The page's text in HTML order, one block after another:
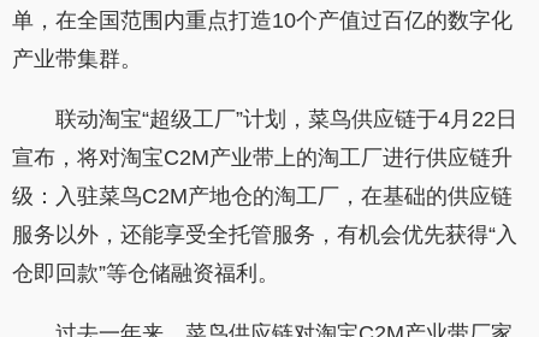
单，在全国范围内重点打造10个产值过百亿的数字化
产业带集群。
联动淘宝“超级工厂”计划，菜鸟供应链于4月22日
宣布，将对淘宝C2M产业带上的淘工厂进行供应链升
级：入驻菜鸟C2M产地仓的淘工厂，在基础的供应链
服务以外，还能享受全托管服务，有机会优先获得“入
仓即回款”等仓储融资福利。